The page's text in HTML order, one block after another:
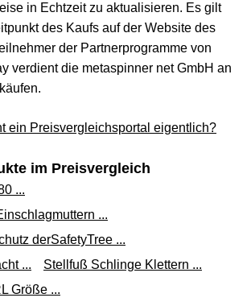
in Echtzeit zu aktualisieren. Es gilt
des Kaufs auf der Website des
der Partnerprogramme von
verdient die metaspinner net GmbH an
ein Preisvergleichsportal eigentlich?
im Preisvergleich
...
...
derSafetyTree ...
...
Stellfuß Schlinge Klettern ...
Größe ...